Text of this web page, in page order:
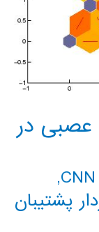
عصبی در
,
پشتیبان